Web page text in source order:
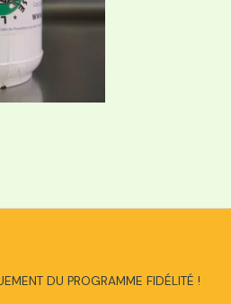
DU PROGRAMME FIDÉLITÉ !